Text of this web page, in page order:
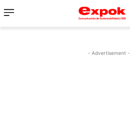
- Advertisement -